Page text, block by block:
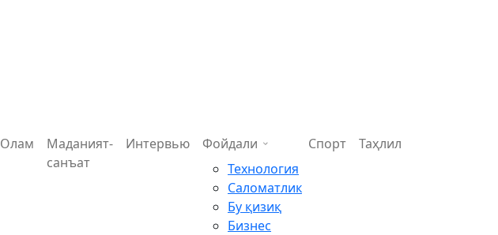
Олам
Маданият-
санъат
Интервью
Фойдали
Технология
Саломатлик
Бу қизиқ
Бизнес
Спорт Таҳлил